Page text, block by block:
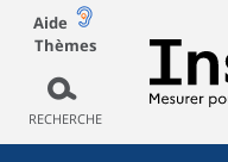
Aide
Thèmes
RECHERCHE